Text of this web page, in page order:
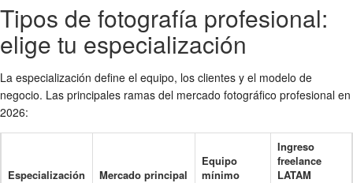
Tipos de fotografía profesional:
elige tu especialización
La especialización define el equipo, los clientes y el modelo de
negocio. Las principales ramas del mercado fotográfico profesional en
2026:
Especialización Mercado principal
Equipo
mínimo
Ingreso
freelance
LATAM